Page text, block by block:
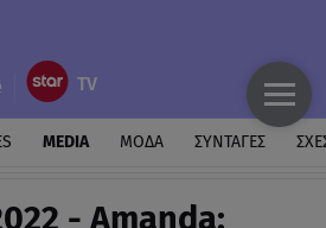
MEDIA ΜΟΔΑ ΣΥΝΤΑΓΕΣ
- Amanda: